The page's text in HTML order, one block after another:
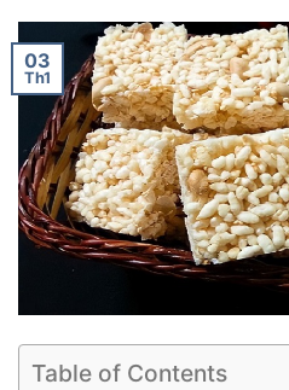
03
Th1
Table of Contents